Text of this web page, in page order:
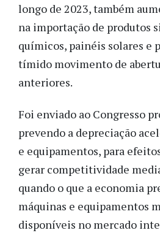
longo de 2023, também
na importação de produtos
químicos, painéis solares e
tímido movimento de
anteriores.
Foi enviado ao Congresso
prevendo a depreciação
e equipamentos, para
gerar competitividade
quando o que a economia
máquinas e equipamentos
disponíveis no mercado